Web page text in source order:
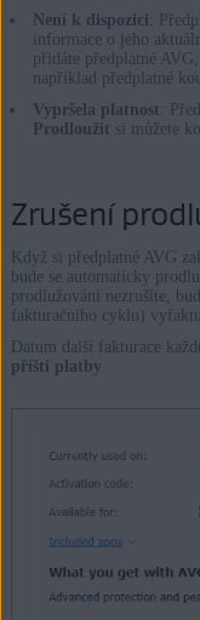
Není k dispozici :
informace o jeho
přidáte předplatné
například předplatné
Vypršela platnost :
Prodloužit si můžete
Zrušení
Když si předplatné AVG
bude se automaticky
prodlužování nezrušíte,
fakturačního cyklu)
Datum další fakturace
příští platby.